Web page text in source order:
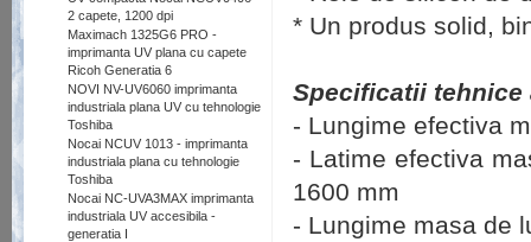
2 capete, 1200 dpi
Maximach 1325G6 PRO -
imprimanta UV plana cu capete
Ricoh Generatia 6
NOVI NV-UV6060 imprimanta
industriala plana UV cu tehnologie
Toshiba
Nocai NCUV 1013 - imprimanta
industriala plana cu tehnologie
Toshiba
Nocai NC-UVA3MAX imprimanta
industriala UV accesibila -
generatia I
* Un produs solid,
Specificatii tehnice
- Lungime efectiva
- Latime efectiva
1600 mm
- Lungime masa de